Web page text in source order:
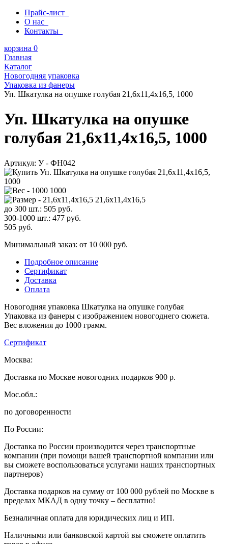
Прайс-лист
О нас
Контакты
корзина 0
Главная
Каталог
Новогодняя упаковка
Упаковка из фанеры
Уп. Шкатулка на опушке голубая 21,6x11,4x16,5, 1000
Уп. Шкатулка на опушке
голубая 21,6x11,4x16,5, 1000
Артикул: У - ФН042
1000
21,6x11,4x16,5
до 300 шт.: 505 руб.
300-1000 шт.: 477 руб.
505 руб.
Минимальный заказ: от 10 000 руб.
Подробное описание
Сертификат
Доставка
Оплата
Новогодняя упаковка Шкатулка на опушке голубая
Упаковка из фанеры с изображением новогоднего сюжета.
Вес вложения до 1000 грамм.
Сертификат
Москва:
Доставка по Москве новогодних подарков 900 р.
Мос.обл.:
по договоренности
По России:
Доставка по России производится через транспортные
компании (при помощи вашей транспортной компании или
вы сможете воспользоваться услугами наших транспортных
партнеров)
Доставка подарков на сумму от 100 000 рублей по Москве в
пределах МКАД в одну точку – бесплатно!
Безналичная оплата для юридических лиц и ИП.
Наличными или банковской картой вы сможете оплатить